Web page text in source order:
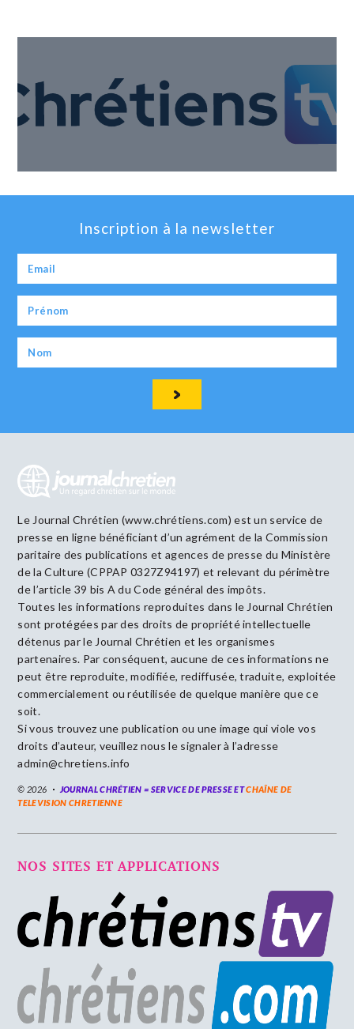
Inscription à la newsletter
Le Journal Chrétien (www.chrétiens.com) est un service de
presse en ligne bénéficiant d’un agrément de la Commission
paritaire des publications et agences de presse du Ministère
de la Culture (CPPAP 0327Z94197) et relevant du périmètre
de l’article 39 bis A du Code général des impôts.
Toutes les informations reproduites dans le Journal Chrétien
sont protégées par des droits de propriété intellectuelle
détenus par le Journal Chrétien et les organismes
partenaires. Par conséquent, aucune de ces informations ne
peut être reproduite, modifiée, rediffusée, traduite, exploitée
commercialement ou réutilisée de quelque manière que ce
soit.
Si vous trouvez une publication ou une image qui viole vos
droits d’auteur, veuillez nous le signaler à l’adresse
admin@chretiens.info
© 2026 JOURNAL CHRÉTIEN = SERVICE DE PRESSE ETCHAÎNE DE
TELEVISION CHRETIENNE
NOS SITES ET APPLICATIONS